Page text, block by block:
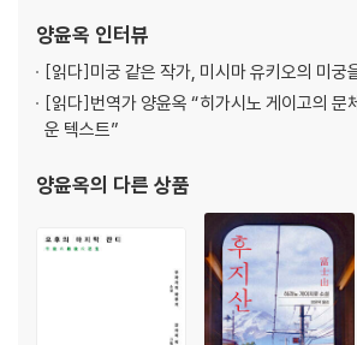
의 『
양윤옥 인터뷰
[읽다]미궁 같은 작가, 미시마 유키오의 미궁
[읽다]번역가 양윤옥 “히가시노 게이고의 문
운 텍스트”
양윤옥의 다른 상품